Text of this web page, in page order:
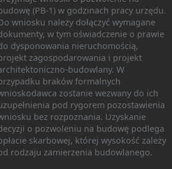
(PB-1) w godzinach pracy urzędu.
wniosku należy dołączyć wymagane
w tym oświadczenie o prawie
dysponowania nieruchomością,
zagospodarowania i projekt
budowlany. W
braków formalnych
zostanie wezwany do ich
pod rygorem pozostawienia
bez rozpoznania. Uzyskanie
o pozwoleniu na budowę podlega
skarbowej, której wysokość zależy
rodzaju zamierzenia budowlanego.